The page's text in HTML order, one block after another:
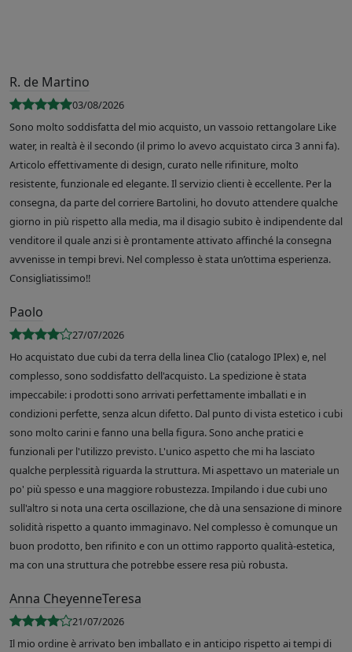
R. de Martino
03/08/2026
Sono molto soddisfatta del mio acquisto, un vassoio rettangolare Like
water, in realtà è il secondo (il primo lo avevo acquistato circa 3 anni fa).
Articolo effettivamente di design, curato nelle rifiniture, molto
resistente, funzionale ed elegante. Il servizio clienti è eccellente. Per la
consegna, da parte del corriere Bartolini, ho dovuto attendere qualche
giorno in più rispetto alla media, ma il disagio subito è indipendente dal
venditore il quale anzi si è prontamente attivato affinché la consegna
avvenisse in tempi brevi. Nel complesso è stata un’ottima esperienza.
Consigliatissimo!!
Paolo
27/07/2026
Ho acquistato due cubi da terra della linea Clio (catalogo IPlex) e, nel
complesso, sono soddisfatto dell'acquisto. La spedizione è stata
impeccabile: i prodotti sono arrivati perfettamente imballati e in
condizioni perfette, senza alcun difetto. Dal punto di vista estetico i cubi
sono molto carini e fanno una bella figura. Sono anche pratici e
funzionali per l'utilizzo previsto. L'unico aspetto che mi ha lasciato
qualche perplessità riguarda la struttura. Mi aspettavo un materiale un
po' più spesso e una maggiore robustezza. Impilando i due cubi uno
sull'altro si nota una certa oscillazione, che dà una sensazione di minore
solidità rispetto a quanto immaginavo. Nel complesso è comunque un
buon prodotto, ben rifinito e con un ottimo rapporto qualità-estetica,
ma con una struttura che potrebbe essere resa più robusta.
Anna CheyenneTeresa
21/07/2026
Il mio ordine è arrivato ben imballato e in anticipo rispetto ai tempi di